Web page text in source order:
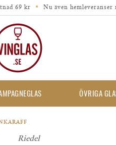
69 kr Nu även hemleveranser
ÖVRIGA
Riedel